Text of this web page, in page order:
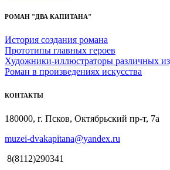
РОМАН "ДВА КАПИТАНА"
История создания романа
Прототипы главных героев
Художники-иллюстраторы различных
Роман в произведениях искусства
КОНТАКТЫ
180000, г. Псков, Октябрьский пр-т, 7а
muzei-dvakapitana@yandex.ru
8(8112)290341